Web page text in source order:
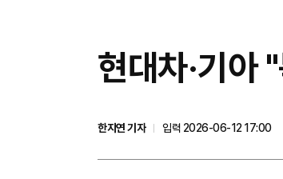
현대차·기아
한지연 기자
입력 2026-06-12 17:00